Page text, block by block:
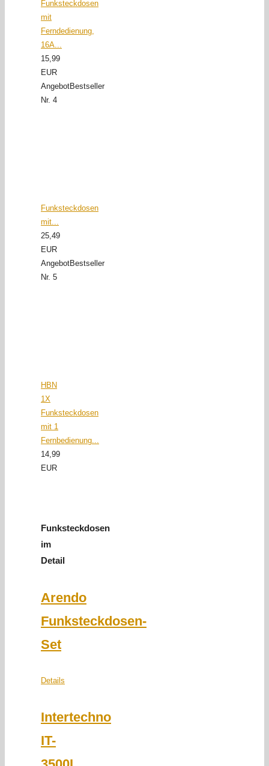
Funksteckdosen
mit
Ferndedienung,
16A...
15,99
EUR
AngebotBestseller
Nr. 4
Funksteckdosen
mit...
25,49
EUR
AngebotBestseller
Nr. 5
HBN
1X
Funksteckdosen
mit 1
Fernbedienung...
14,99
EUR
Funksteckdosen
im
Detail
Arendo
Funksteckdosen-
Set
Details
Intertechno
IT-